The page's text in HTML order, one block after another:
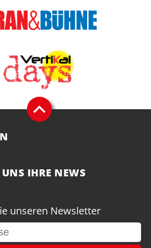
IHRE NEWS
unseren Newsletter